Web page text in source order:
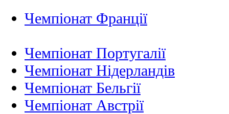
Чемпіонат Франції
Чемпіонат Португалії
Чемпіонат Нідерландiв
Чемпіонат Бельгії
Чемпіонат Австрії